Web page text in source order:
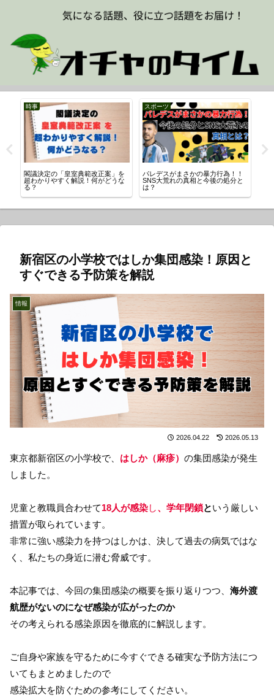
時事
閣議決定の「皇室典範改正案」を
超わかりやすく解説！何がどうな
る？
スポーツ
パレデスがまさかの暴力行為！！
SNS大荒れの真相と今後の処分と
は？
新宿区の小学校ではしか集団感染！原因と
すぐできる予防策を解説
情報
2026.04.22 2026.05.13
東京都新宿区の小学校で、 はしか（麻疹） の集団感染が発生
しました。
児童と教職員合わせて18人が感染し、学年閉鎖という厳しい
措置が取られています。
非常に強い感染力を持つはしかは、決して過去の病気ではな
く、私たちの身近に潜む脅威です。
本記事では、今回の集団感染の概要を振り返りつつ、 海外渡
航歴がないのになぜ感染が広がったのか
その考えられる感染原因を徹底的に解説します。
ご自身や家族を守るために今すぐできる確実な予防方法につ
いてもまとめましたので
感染拡大を防ぐための参考にしてください。